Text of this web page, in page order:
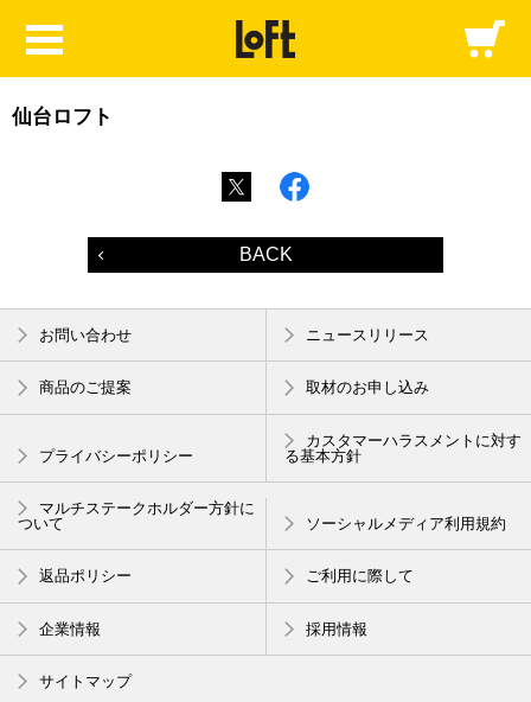
仙台ロフト
BACK
お問い合わせ ニュースリリース
商品のご提案 取材のお申し込み
プライバシーポリシー
カスタマーハラスメントに対す
る基本方針
マルチステークホルダー方針に
ついて
ソーシャルメディア利用規約
返品ポリシー ご利用に際して
企業情報 採用情報
サイトマップ